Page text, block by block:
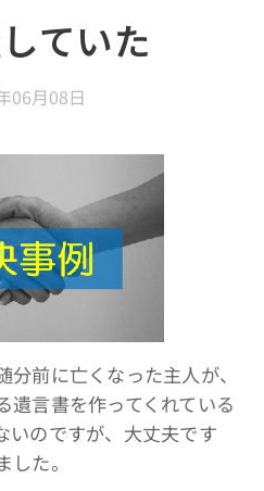
ていた
06月08日
前に亡くなった主人が、
遺言書を作ってくれている
いのですが、大丈夫です
た。